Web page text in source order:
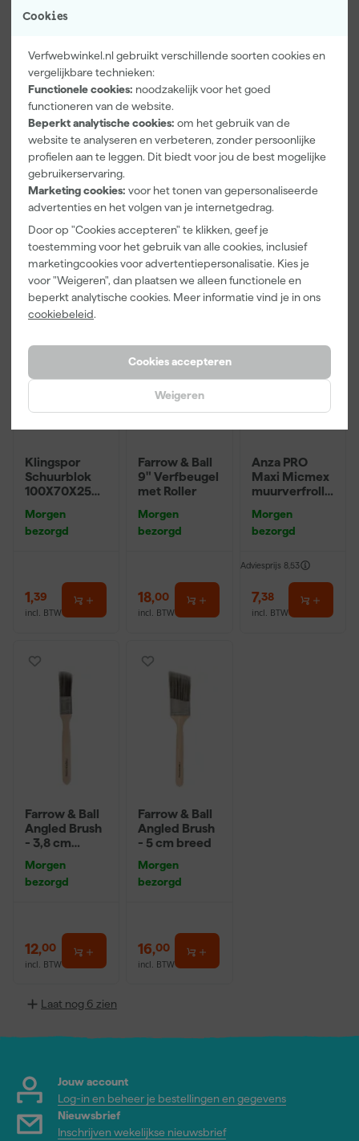
Cookies
Verfwebwinkel.nl gebruikt verschillende soorten cookies en
vergelijkbare technieken:
Functionele cookies: noodzakelijk voor het goed
functioneren van de website.
Beperkt analytische cookies: om het gebruik van de
website te analyseren en verbeteren, zonder persoonlijke
profielen aan te leggen. Dit biedt voor jou de best mogelijke
gebruikerservaring.
Marketing cookies: voor het tonen van gepersonaliseerde
advertenties en het volgen van je internetgedrag.
Door op "Cookies accepteren" te klikken, geef je
toestemming voor het gebruik van alle cookies, inclusief
marketingcookies voor advertentiepersonalisatie. Kies je
voor "Weigeren", dan plaatsen we alleen functionele en
beperkt analytische cookies. Meer informatie vind je in ons
cookiebeleid.
Cookies accepteren
Weigeren
Kip Tape
3307-24
Smooth-Tec
Afplaktape
Buitengebruik
- 24mm x
50m
Morgen
bezorgd
5,28
incl. BTW
Farrow & Ball
F&B
Kleurenwaaie
r
Morgen
22,00
incl. BTW
And Go
Verfbak -
12cm Roller -
Inzetbakken
Morgen
3, 99
incl. BTW
Klingspor
Schuurblok
100X70X25m
P220
Morgen
bezorgd
1,39
incl. BTW
Farrow & Ball
9" Verfbeugel
met Roller
Morgen
bezorgd
18,00
incl. BTW
Anza PRO
Maxi Micmex
muurverfrolle
Morgen
bezorgd
Adviesprijs 8,53
7,38
incl. BTW
Farrow & Ball
Angled Brush
- 3,8 cm
Morgen
bezorgd
12,00
incl. BTW
Farrow & Ball
Angled Brush
- 5 cm breed
Morgen
bezorgd
16,00
incl. BTW
Laat nog 6 zien
Jouw account
Log-in en beheer je bestellingen en gegevens
Nieuwsbrief
Inschrijven wekelijkse nieuwsbrief